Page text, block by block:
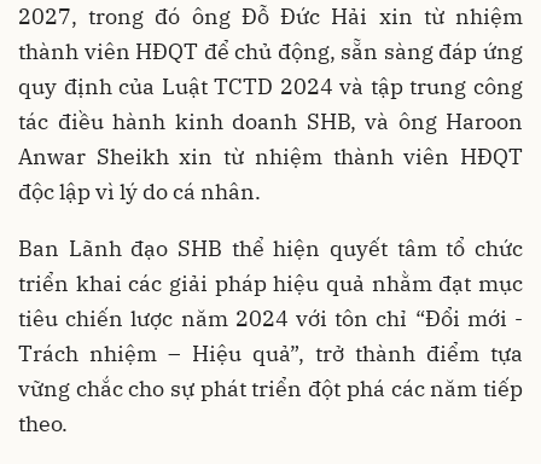
2027, trong đó ông Đỗ Đức Hải xin từ nhiệm
thành viên HĐQT để chủ động, sẵn sàng đáp ứng
quy định của Luật TCTD 2024 và tập trung công
tác điều hành kinh doanh SHB, và ông Haroon
Anwar Sheikh xin từ nhiệm thành viên HĐQT
độc lập vì lý do cá nhân.
Ban Lãnh đạo SHB thể hiện quyết tâm tổ chức
triển khai các giải pháp hiệu quả nhằm đạt mục
tiêu chiến lược năm 2024 với tôn chỉ “Đổi mới -
Trách nhiệm – Hiệu quả”, trở thành điểm tựa
vững chắc cho sự phát triển đột phá các năm tiếp
theo.